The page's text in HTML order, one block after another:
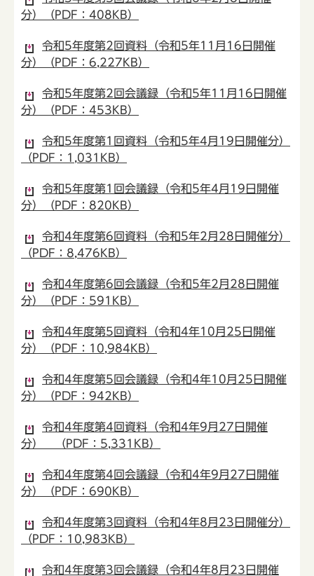
分）（PDF：408KB）
令和5年度第2回資料（令和5年11月16日開催
分）（PDF：6,227KB）
令和5年度第2回会議録（令和5年11月16日開催
分）（PDF：453KB）
令和5年度第1回資料（令和5年4月19日開催分）
（PDF：1,031KB）
令和5年度第1回会議録（令和5年4月19日開催
分）（PDF：820KB）
令和4年度第6回資料（令和5年2月28日開催分）
（PDF：8,476KB）
令和4年度第6回会議録（令和5年2月28日開催
分）（PDF：591KB）
令和4年度第5回資料（令和4年10月25日開催
分）（PDF：10,984KB）
令和4年度第5回会議録（令和4年10月25日開催
分）（PDF：942KB）
令和4年度第4回資料（令和4年9月27日開催
分） （PDF：5,331KB）
令和4年度第4回会議録（令和4年9月27日開催
分）（PDF：690KB）
令和4年度第3回資料（令和4年8月23日開催分）
（PDF：10,983KB）
令和4年度第3回会議録（令和4年8月23日開催